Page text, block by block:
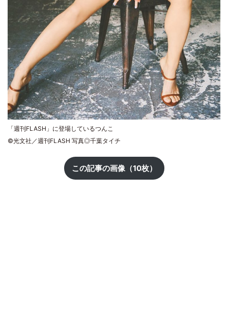
「週刊FLASH」に登場しているつんこ
©光文社／週刊FLASH 写真◎千葉タイチ
この記事の画像（10枚）